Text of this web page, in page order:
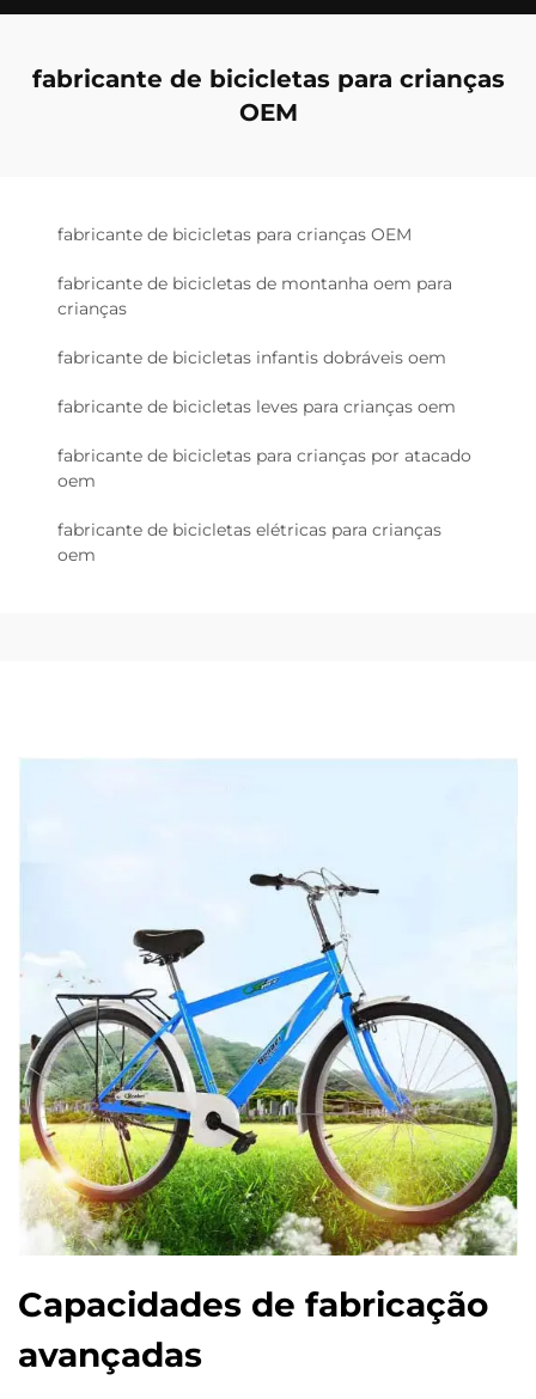
fabricante de bicicletas para crianças
OEM
fabricante de bicicletas para crianças OEM
fabricante de bicicletas de montanha oem para
crianças
fabricante de bicicletas infantis dobráveis oem
fabricante de bicicletas leves para crianças oem
fabricante de bicicletas para crianças por atacado
oem
fabricante de bicicletas elétricas para crianças
oem
Capacidades de fabricação
avançadas